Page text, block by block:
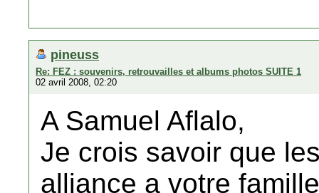
pineuss
Re: FEZ : souvenirs, retrouvailles et albums photos SUITE 1
02 avril 2008, 02:20
A Samuel Aflalo,
Je crois savoir que
alliance a votre